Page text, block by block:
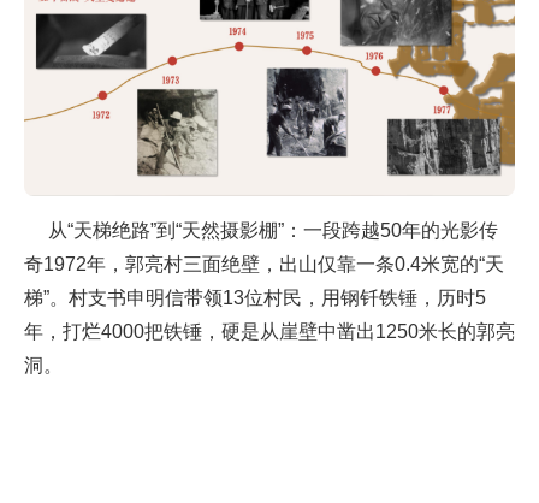
从“天梯绝路”到“天然摄影棚”：一段跨越50年的光影传
奇1972年，郭亮村三面绝壁，出山仅靠一条0.4米宽的“天
梯”。村支书申明信带领13位村民，用钢钎铁锤，历时5
年，打烂4000把铁锤，硬是从崖壁中凿出1250米长的郭亮
洞。